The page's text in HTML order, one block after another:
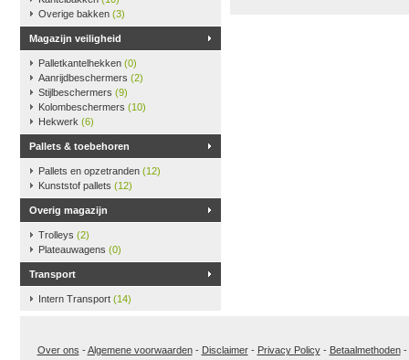
Overige bakken (3)
Magazijn veiligheid
Palletkantelhekken (0)
Aanrijdbeschermers (2)
Stijlbeschermers (9)
Kolombeschermers (10)
Hekwerk (6)
Pallets & toebehoren
Pallets en opzetranden (12)
Kunststof pallets (12)
Overig magazijn
Trolleys (2)
Plateauwagens (0)
Transport
Intern Transport (14)
Over ons -Algemene voorwaarden- Disclaimer- Privacy Policy- Betaalmethoden-